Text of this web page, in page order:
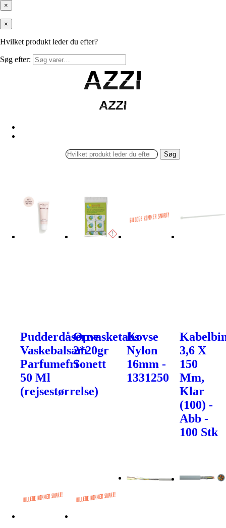
×
×
Hvilket produkt leder du efter?
Søg efter:
AZZI
AZZI
AZZI
AZZI
Søg
Pudderdåserne
Vaskebalsam
Parfumefri
50 Ml
(rejsestørrelse)
Opvasketabs
2*20gr
Sonett
Kovse
Nylon
16mm -
1331250
3,6 X
150
Mm,
Klar
(100) -
Abb -
100 Stk